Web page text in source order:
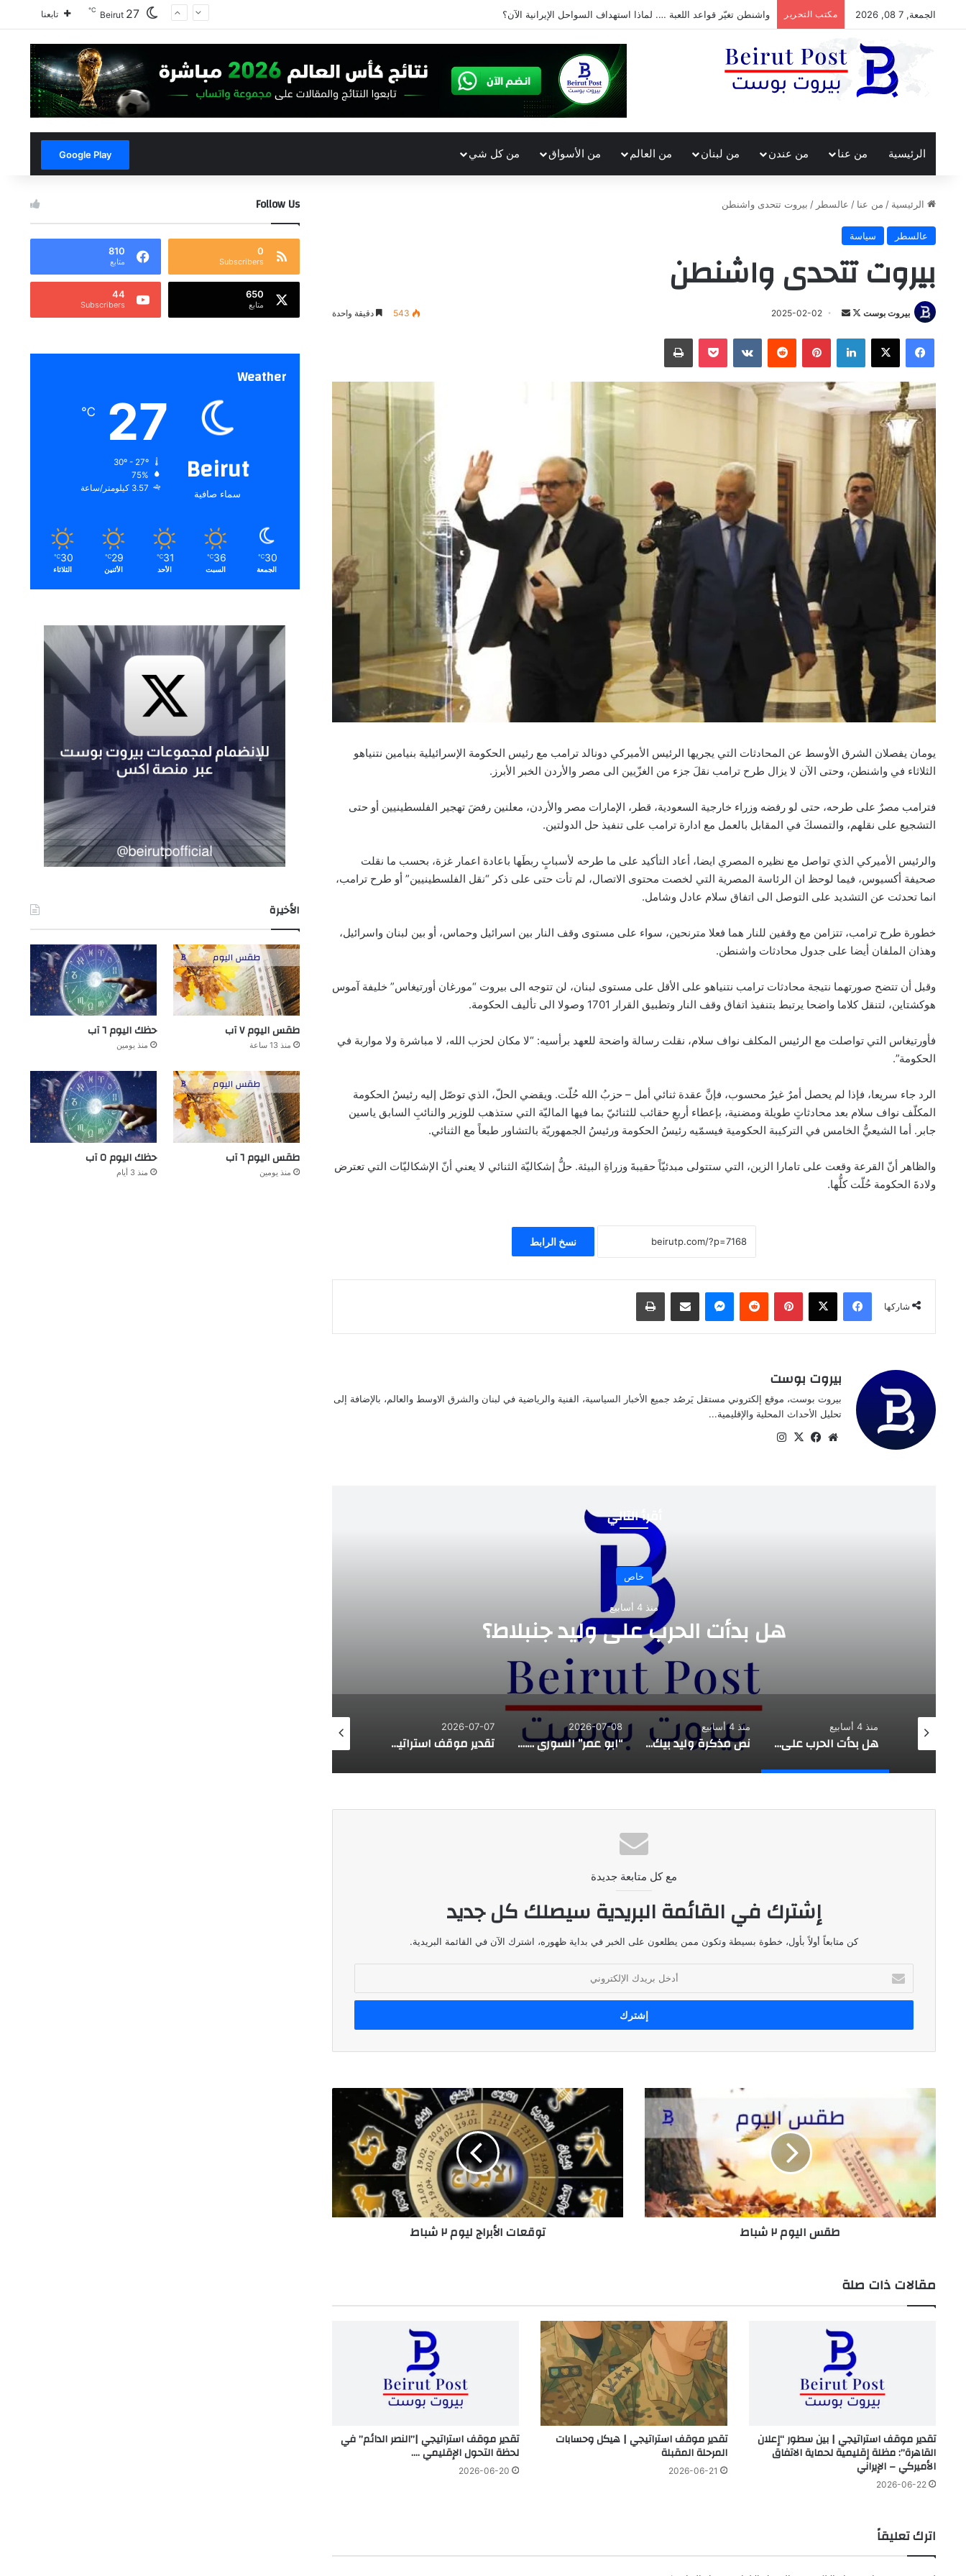
الجمعة, 7 08, 2026 مكتب التحرير واشنطن تغيّر قواعد اللعبة …. لماذا استهداف السواحل الإيرانية الآن؟ Beirut 27
℃ تابعنا
الرئيسية من عنا من عندن من لبنان من العالم من الأسواق من كل شي Google Play
الرئيسية / من عنا / عالسطر / بيروت تتحدى واشنطن
عالسطر سياسة
بيروت تتحدى واشنطن
بيروت بوست
تابع
X
أرسل
إلكترونيا
2025-02-02
543 دقيقة واحدة
فيسبوك ‫X لينكدإن بينتيريست
‏Reddit
‏VKontakte
‫Pocket طباعة
يومان يفصلان الشرق الأوسط عن المحادثات التي يجريها الرئيس الأميركي دونالد ترامب مع رئيس الحكومة الإسرائيلية بنيامين نتنياهو
الثلاثاء في واشنطن، وحتى الآن لا يزال طرح ترامب نقلَ جزء من الغزّيين الى مصر والأردن الخبر الأبرز.
فترامب مصرٌ على طرحه، حتى لو رفضه وزراء خارجية السعودية، قطر، الإمارات مصر والأردن، معلنين رفضَ تهجير الفلسطينيين أو حتى
التشجيع على نقلهم، والتمسكَ في المقابل بالعمل مع ادارة ترامب على تنفيذ حل الدولتين.
والرئيس الأميركي الذي تواصل مع نظيره المصري ايضا، أعاد التأكيد على ما طرحه لأسبابٍ ربطَها باعادة اعمار غزة، بحسب ما نقلت
صحيفة أكسيوس، فيما لوحظ ان الرئاسة المصرية التي لخصت محتوى الاتصال، لم تأت حتى على ذكر “نقل الفلسطينيين” أو طرح ترامب،
انما تحدثت عن التشديد على التوصل الى اتفاق سلام عادل وشامل.
خطورة طرح ترامب، تتزامن مع وقفين للنار هما فعلا مترنحين، سواء على مستوى وقف النار بين اسرائيل وحماس، أو بين لبنان واسرائيل،
وهذان الملفان أيضا على جدول محادثات واشنطن.
وقبل أن تتضح صورتهما نتيجة محادثات ترامب نتنياهو على الأقل على مستوى لبنان، لن تتوجه الى بيروت “مورغان أورتيغاس” خليفة آموس
هوكشتاين، لتنقل كلاما واضحا يرتبط بتنفيذ اتفاق وقف النار وتطبيق القرار 1701 وصولا الى تأليف الحكومة.
فأورتيغاس التي تواصلت مع الرئيس المكلف نواف سلام، نقلت رسالة واضحة للعهد برأسيه: “لا مكان لحزب الله، لا مباشرة ولا مواربة في
الحكومة”.
الرد جاء سريعا، فإذا لم يحصل أمرٌ غيرُ محسوب، فإنَّ عقدة ثنائي أمل – حزبُ الله حُلّت. ويقضي الحلّ، الذي توصّل إليه رئيسُ الحكومة
المكلّف نواف سلام بعد محادثاتٍ طويلة ومضنية، بإعطاء أربعِ حقائب للثنائيّ بما فيها الماليّة التي ستذهب للوزير والنائبِ السابق ياسين
جابر. أما الشيعيُّ الخامس في التركيبة الحكومية فيسمّيه رئيسُ الحكومة ورئيسُ الجمهوريّة بالتشاور طبعاً مع الثنائي.
والظاهر أنّ القرعة وقعت على تامارا الزين، التي ستتولى مبدئيّاً حقيبةَ وزراةِ البيئة. حلُّ إشكاليّة الثنائي لا يعني أنّ الإشكاليّات التي تعترض
ولادةَ الحكومة حُلّت كلُّها.
نسخ الرابط
شاركها
فيسبوك ‫X بينتيريست
‏Reddit ماسنجر مشاركة عبر البريد طباعة
بيروت بوست
بيروت بوست، موقع إلكتروني مستقل يَرصُد جميع الأخبار السياسية، الفنية والرياضية في لبنان والشرق الاوسط والعالم، بالإضافة إلى
تحليل الأحداث المحلية والإقليمية...
موقعفيسبوك
‫X
أقرأ التالي
خاص
منذ 4 أسابيع
هل بدأت الحرب على وليد جنبلاط؟
منذ 4 أسابيع
هل بدأت الحرب على وليد جنبلاط؟
منذ 4 أسابيع
نص مذكرة وليد بيك للمجلس المذهبي الدرزي
2026-07-08
“ابو عمر” السوري …. هذه المرة
2026-07-07
تقدير موقف استراتيجي | قراءة في التصريح الاسرائيلي حول نقل المفاوضات مع لبنان من واشنطن الى روما
2026-07-03
مع كل متابعة جديدة
إشترك في القائمة البريدية سيصلك كل جديد
كن متابعاً أولاً بأول، خطوة بسيطة وتكون ممن يطلعون على الخبر في بداية ظهوره، اشترك الآن في القائمة البريدية.
بريدك
الإلكتروني
شباط
طقس اليوم ٢ شباط
الأبراج
شباط
توقعات الأبراج ليوم ٢ شباط
مقالات ذات صلة
تقدير موقف استراتيجي | بين سطور “إعلان
القاهرة”: مظلة إقليمية لحماية الاتفاق
الأميركي – الإيراني
2026-06-22
تقدير موقف استراتيجي | هيكل وحسابات
المرحلة المقبلة
2026-06-21
تقدير موقف استراتيجي |”النصر الدائم” في
لحظة التحول الإقليمي ….
2026-06-20
اترك تعليقاً
Follow Us
0
Subscribers
810
متابع
650
متابع
44
Subscribers
Weather
Beirut
سماء صافية
27
℃
75%
3.57 كيلومتر/ساعة
30
℃
الجمعة
36
℃
السبت
31
℃
الأحد
29
℃
الأثنين
30
℃
الثلاثاء
الأخيرة
طقس اليوم ٧ آب
منذ 13 ساعة
حظك اليوم ٦ آب
منذ يومين
طقس اليوم ٦ آب
منذ يومين
حظك اليوم ٥ آب
منذ 3 أيام